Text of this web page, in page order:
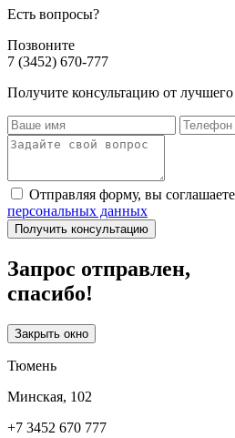
Есть вопросы?
Позвоните
7 (3452) 670-777
Получите консультацию от лучшего
Отправляя форму, вы
персональных данных
Получить консультацию
Запрос отправлен,
спасибо!
Закрыть окно
Тюмень
Минская, 102
+7 3452 670 777